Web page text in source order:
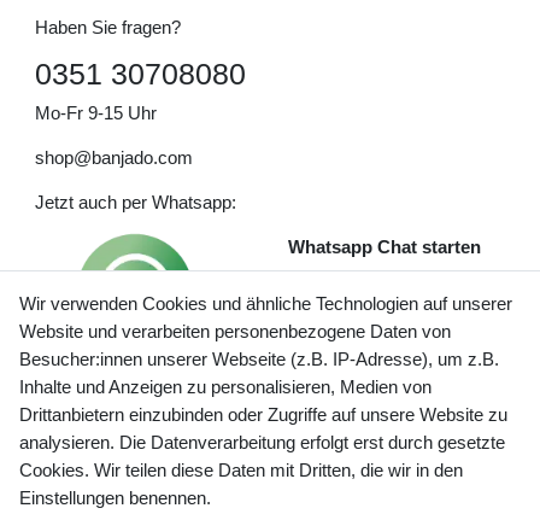
Haben Sie fragen?
0351 30708080
Mo-Fr 9-15 Uhr
shop@banjado.com
Jetzt auch per Whatsapp:
Whatsapp Chat starten
Preisangaben inkl. gesetzl. MwSt. und zzgl. Service- und
Versandkosten
Wir verwenden Cookies und ähnliche Technologien auf unserer
Website und verarbeiten personenbezogene Daten von
Besucher:innen unserer Webseite (z.B. IP-Adresse), um z.B.
Inhalte und Anzeigen zu personalisieren, Medien von
Drittanbietern einzubinden oder Zugriffe auf unsere Website zu
analysieren. Die Datenverarbeitung erfolgt erst durch gesetzte
Cookies. Wir teilen diese Daten mit Dritten, die wir in den
Einstellungen benennen.